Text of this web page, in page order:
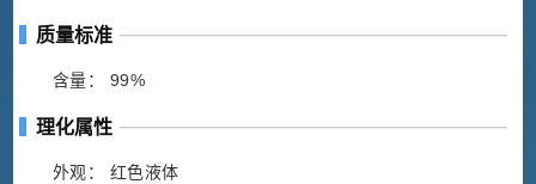
质量标准
含量： 99%
理化属性
外观： 红色液体